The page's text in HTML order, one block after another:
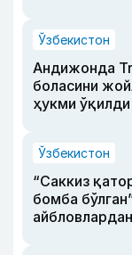
Ўзбекистон
Андижонда
боласини
ҳукми ўқилди
Ўзбекистон
“Саккиз
бомба